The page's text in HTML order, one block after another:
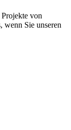
von
wenn Sie unseren